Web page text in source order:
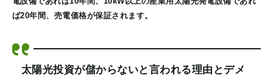
ば20年間、売電価格が保証されます。
太陽光投資が儲からないと言われる理由とデメ